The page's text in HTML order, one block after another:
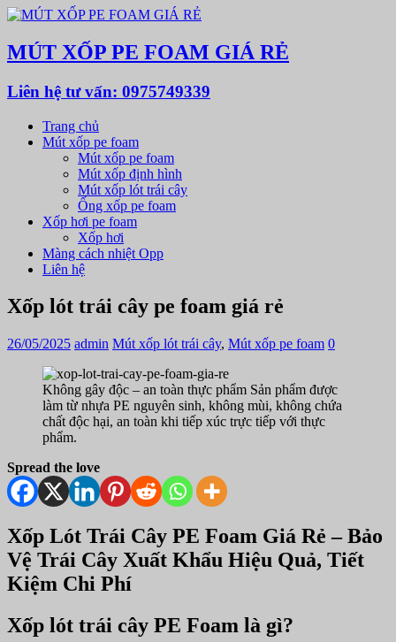
MÚT XỐP PE FOAM GIÁ RẺ
Liên hệ tư vấn: 0975749339
Trang chủ
Mút xốp pe foam
Mút xốp pe foam
Mút xốp định hình
Mút xốp lót trái cây
Ống xốp pe foam
Xốp hơi pe foam
Xốp hơi
Màng cách nhiệt Opp
Liên hệ
Xốp lót trái cây pe foam giá rẻ
26/05/2025 admin Mút xốp lót trái cây, Mút xốp pe foam 0
Không gây độc – an toàn thực phẩm Sản phẩm được
làm từ nhựa PE nguyên sinh, không mùi, không chứa
chất độc hại, an toàn khi tiếp xúc trực tiếp với thực
phẩm.
Spread the love
Xốp Lót Trái Cây PE Foam Giá Rẻ – Bảo
Vệ Trái Cây Xuất Khẩu Hiệu Quả, Tiết
Kiệm Chi Phí
Xốp lót trái cây PE Foam là gì?